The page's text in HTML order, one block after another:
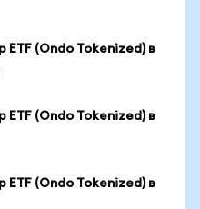
ETF (Ondo Tokenized) в
ETF (Ondo Tokenized) в
ETF (Ondo Tokenized) в